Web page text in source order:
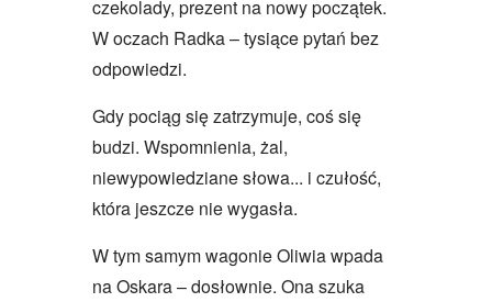
czekolady, prezent na nowy początek.
W oczach Radka – tysiące pytań bez
odpowiedzi.
Gdy pociąg się zatrzymuje, coś się
budzi. Wspomnienia, żal,
niewypowiedziane słowa... i czułość,
która jeszcze nie wygasła.
W tym samym wagonie Oliwia wpada
na Oskara – dosłownie. Ona szuka